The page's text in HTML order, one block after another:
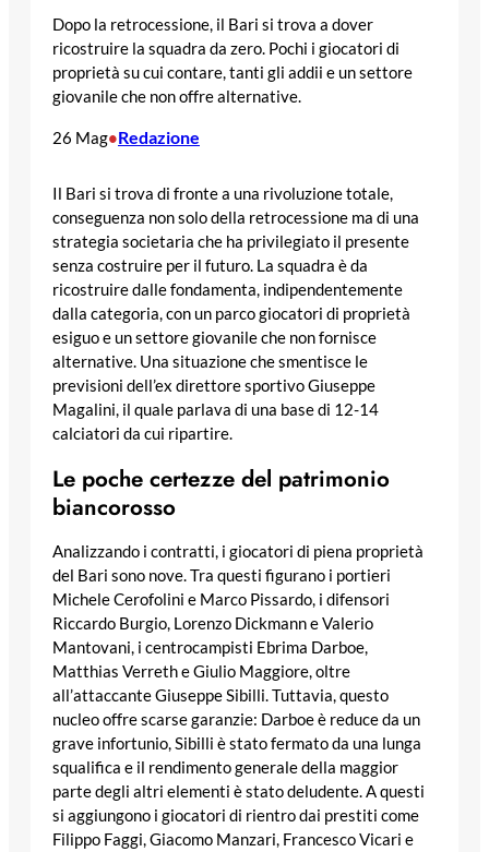
Dopo la retrocessione, il Bari si trova a dover
ricostruire la squadra da zero. Pochi i giocatori di
proprietà su cui contare, tanti gli addii e un settore
giovanile che non offre alternative.
26 Mag•Redazione
Il Bari si trova di fronte a una rivoluzione totale,
conseguenza non solo della retrocessione ma di una
strategia societaria che ha privilegiato il presente
senza costruire per il futuro. La squadra è da
ricostruire dalle fondamenta, indipendentemente
dalla categoria, con un parco giocatori di proprietà
esiguo e un settore giovanile che non fornisce
alternative. Una situazione che smentisce le
previsioni dell’ex direttore sportivo Giuseppe
Magalini, il quale parlava di una base di 12-14
calciatori da cui ripartire.
Le poche certezze del patrimonio
biancorosso
Analizzando i contratti, i giocatori di piena proprietà
del Bari sono nove. Tra questi figurano i portieri
Michele Cerofolini e Marco Pissardo, i difensori
Riccardo Burgio, Lorenzo Dickmann e Valerio
Mantovani, i centrocampisti Ebrima Darboe,
Matthias Verreth e Giulio Maggiore, oltre
all’attaccante Giuseppe Sibilli. Tuttavia, questo
nucleo offre scarse garanzie: Darboe è reduce da un
grave infortunio, Sibilli è stato fermato da una lunga
squalifica e il rendimento generale della maggior
parte degli altri elementi è stato deludente. A questi
si aggiungono i giocatori di rientro dai prestiti come
Filippo Faggi, Giacomo Manzari, Francesco Vicari e